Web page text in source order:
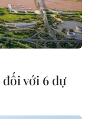
số một
với 6 dự